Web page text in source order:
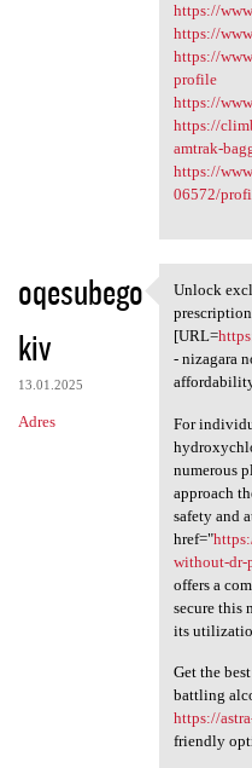
https://
https://
https://
profile
https://
https://
amtrak-
https://
06572/
oqesubego
kiv
13.01.2025
Adres
Unlock
Unlock
[URL=
- nizagara
For
numerous
approach
safety and
href="
without-dr-
offers a
secure this
its
Get the
battling
https://
friendly